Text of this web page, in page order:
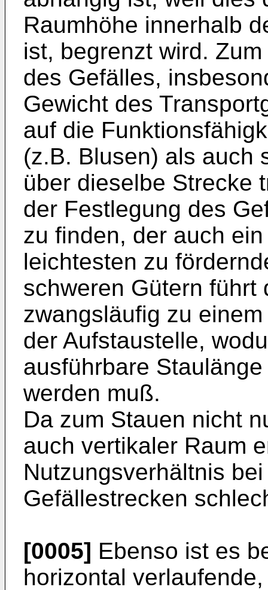
Raumhöhe innerhalb
ist, begrenzt wird.
des Gefälles,
Gewicht des
auf die
(z.B. Blusen) als auch
über dieselbe Strecke
der Festlegung des
zu finden, der auch
leichtesten zu
schweren Gütern
zwangsläufig zu
der Aufstaustelle,
ausführbare
werden muß.
Da zum Stauen nicht
auch vertikaler Raum
Nutzungsverhältnis
Gefällestrecken
[0005] Ebenso ist es
horizontal